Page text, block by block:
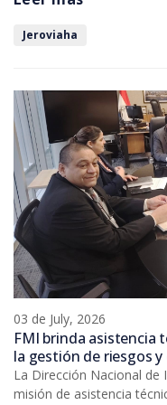
realizados un total de
Jeroviaha
03 de July, 2026
FMI brinda asistencia
la gestión de riesgos
La Dirección Nacional de
misión de asistencia